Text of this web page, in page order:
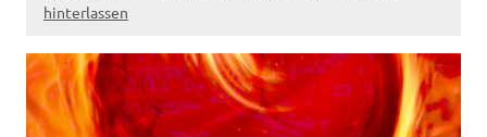
hinterlassen